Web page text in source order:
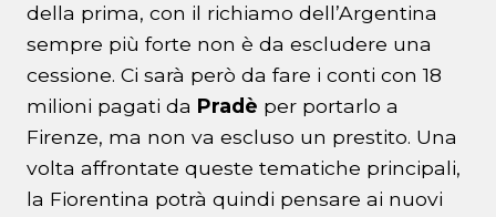
della prima, con il richiamo dell’Argentina
sempre più forte non è da escludere una
cessione. Ci sarà però da fare i conti con 18
milioni pagati da Pradè per portarlo a
Firenze, ma non va escluso un prestito. Una
volta affrontate queste tematiche principali,
la Fiorentina potrà quindi pensare ai nuovi